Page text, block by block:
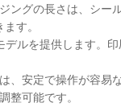
ングの長さは、シー
す。
ルを提供します。印
、安定で操作が容易
整可能です。